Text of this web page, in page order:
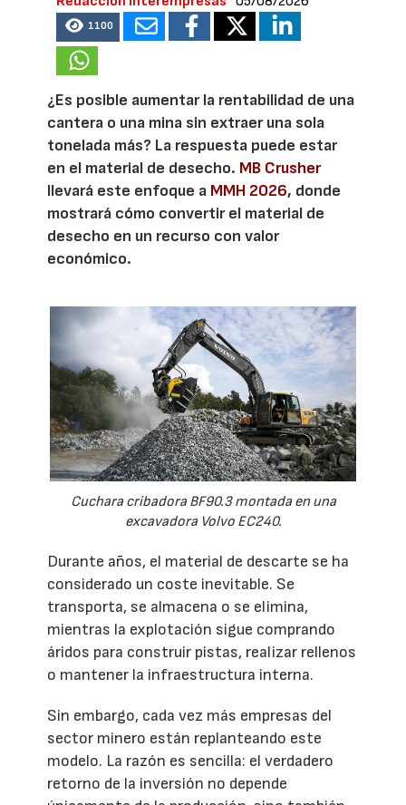
1100
¿Es posible aumentar la rentabilidad de una
cantera o una mina sin extraer una sola
tonelada más? La respuesta puede estar
en el material de desecho. MB Crusher
llevará este enfoque a MMH 2026, donde
mostrará cómo convertir el material de
desecho en un recurso con valor
económico.
Cuchara cribadora BF90.3 montada en una
excavadora Volvo EC240.
Durante años, el material de descarte se ha
considerado un coste inevitable. Se
transporta, se almacena o se elimina,
mientras la explotación sigue comprando
áridos para construir pistas, realizar rellenos
o mantener la infraestructura interna.
Sin embargo, cada vez más empresas del
sector minero están replanteando este
modelo. La razón es sencilla: el verdadero
retorno de la inversión no depende